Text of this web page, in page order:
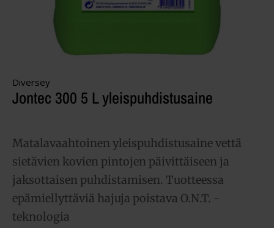
Diversey
Jontec 300 5 L yleispuhdistusaine
Matalavaahtoinen yleispuhdistusaine vettä
sietävien kovien pintojen päivittäiseen ja
jaksottaisen puhdistamisen. Tuotteessa
epämiellyttäviä hajuja poistava O.N.T. -
teknologia